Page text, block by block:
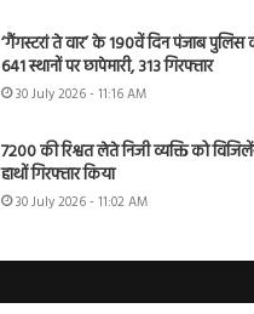
‘गैंगस्टरां ते वार’ के 190वें दिन पंजाब पुलिस
641 स्थानों पर छापेमारी, 313 गिरफ्तार
30 July 2026 - 11:16 AM
7200 की रिश्वत लेते निजी व्यक्ति को
हाथों गिरफ्तार किया
30 July 2026 - 11:02 AM